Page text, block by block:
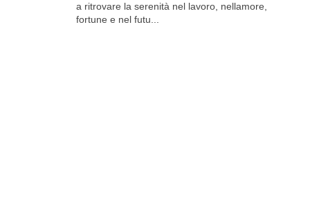
a ritrovare la serenità nel lavoro, nellamore,
fortune e nel futu...